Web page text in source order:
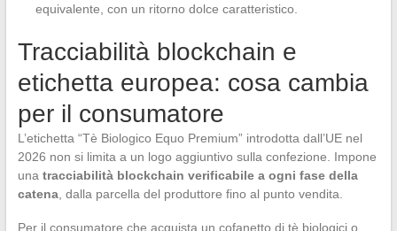
equivalente, con un ritorno dolce caratteristico.
Tracciabilità blockchain e
etichetta europea: cosa cambia
per il consumatore
L’etichetta “Tè Biologico Equo Premium” introdotta dall’UE nel
2026 non si limita a un logo aggiuntivo sulla confezione. Impone
una tracciabilità blockchain verificabile a ogni fase della
catena, dalla parcella del produttore fino al punto vendita.
Per il consumatore che acquista un cofanetto di tè biologici o